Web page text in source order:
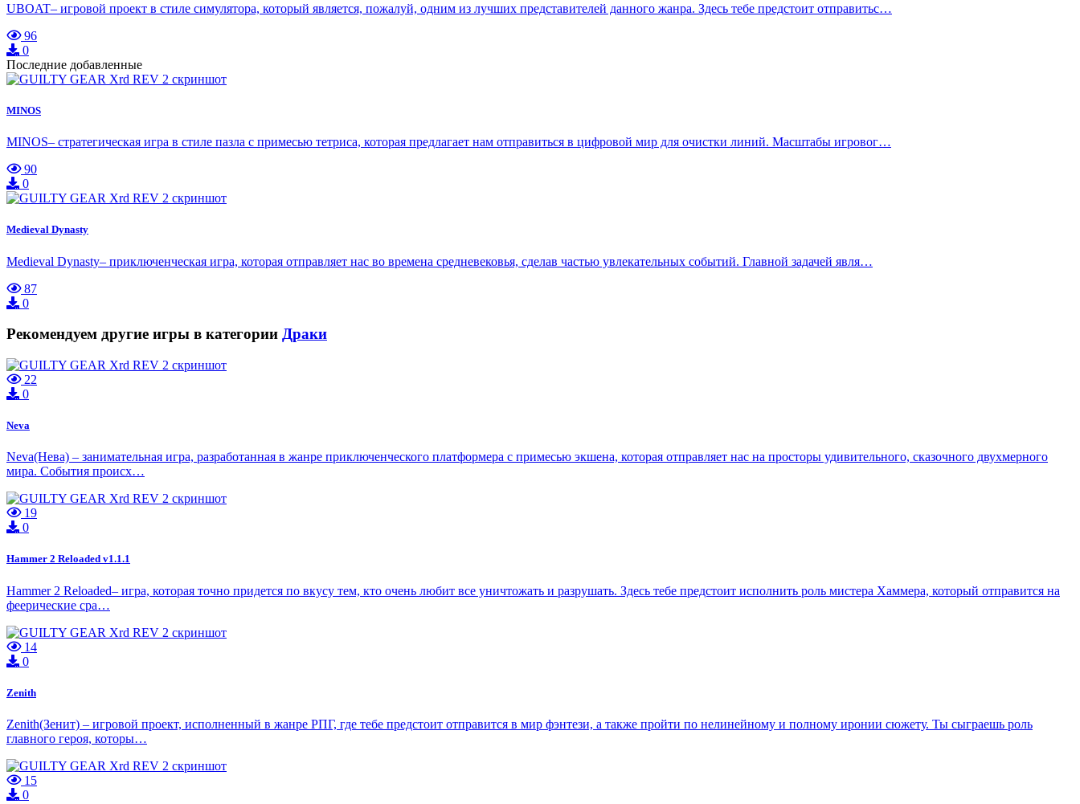
UBOAT– игровой проект в стиле симулятора, который является, пожалуй, одним из лучших представителей данного жанра. Здесь тебе предстоит отправитьс…
96
0
Последние добавленные
MINOS
MINOS– стратегическая игра в стиле пазла с примесью тетриса, которая предлагает нам отправиться в цифровой мир для очистки линий. Масштабы игровог…
90
0
Medieval Dynasty
Medieval Dynasty– приключенческая игра, которая отправляет нас во времена средневековья, сделав частью увлекательных событий. Главной задачей явля…
87
0
Рекомендуем другие игры в категории Драки
22
0
Neva
Neva(Нева) – занимательная игра, разработанная в жанре приключенческого платформера с примесью экшена, которая отправляет нас на просторы удивительного, сказочного двухмерного
мира. События происх…
19
0
Hammer 2 Reloaded v1.1.1
Hammer 2 Reloaded– игра, которая точно придется по вкусу тем, кто очень любит все уничтожать и разрушать. Здесь тебе предстоит исполнить роль мистера Хаммера, который отправится на
феерические сра…
14
0
Zenith
Zenith(Зенит) – игровой проект, исполненный в жанре РПГ, где тебе предстоит отправится в мир фэнтези, а также пройти по нелинейному и полному иронии сюжету. Ты сыграешь роль
главного героя, которы…
15
0